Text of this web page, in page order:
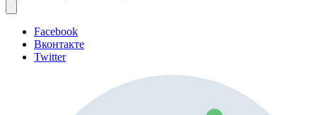
Facebook
Вконтакте
Twitter